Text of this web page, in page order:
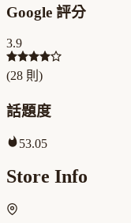
Google 評分
3.9
(28 則)
話題度
53.05
Store Info